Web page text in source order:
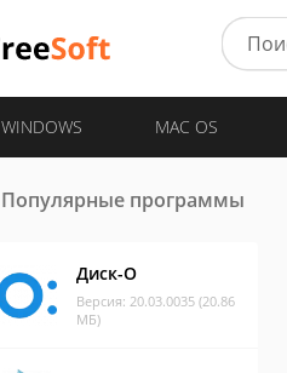
WINDOWS MAC OS
Популярные программы
Диск-О
Версия: 20.03.0035 (20.86
МБ)